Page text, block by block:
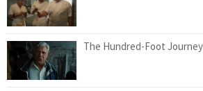
The Hundred-Foot Journey